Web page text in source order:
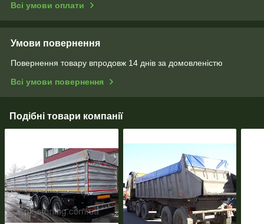
Всі умови оплати
Умови повернення
Повернення товару впродовж 14 днів за домовленістю
Всі умови повернення
Подібні товари компанії